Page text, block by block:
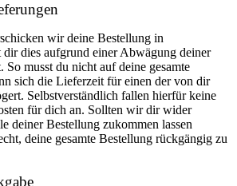
wir deine Bestellung in
dies aufgrund einer Abwägung deiner
So musst du nicht auf deine gesamte
sich die Lieferzeit für einen der von dir
Selbstverständlich fallen hierfür keine
für dich an. Sollten wir dir wider
deiner Bestellung zukommen lassen
deine gesamte Bestellung rückgängig zu